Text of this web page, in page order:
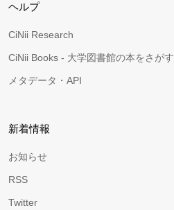
ヘルプ
CiNii Research
CiNii Books - 大学図書館の本をさがす
メタデータ・API
新着情報
お知らせ
RSS
Twitter